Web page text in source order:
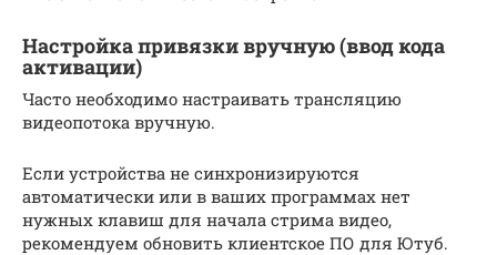
Настройка привязки вручную (ввод кода
активации)
Часто необходимо настраивать трансляцию
видеопотока вручную.
Если устройства не синхронизируются
автоматически или в ваших программах нет
нужных клавиш для начала стрима видео,
рекомендуем обновить клиентское ПО для Ютуб.